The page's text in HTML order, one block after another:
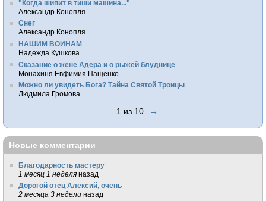
"Когда шипит в тиши машина..."
Александр Конопля
Снег
Александр Конопля
НАШИМ ВОИНАМ
Надежда Кушкова
Сказание о жене Адера и о рыжей блуднице
Монахиня Евфимия Пащенко
Можно ли увидеть Бога? Тайна Святой Троицы
Людмила Громова
1 из 10 →
Новые комментарии
Благодарность мастеру
1 месяц 1 неделя назад
Дорогой отец Алексий, очень
2 месяца 3 недели назад